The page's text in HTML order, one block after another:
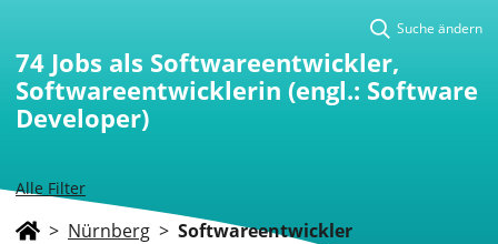
Alle Filter
Suche ändern
74 Jobs als Softwareentwickler,
Softwareentwicklerin (engl.: Software
Developer)
> Nürnberg > Softwareentwickler